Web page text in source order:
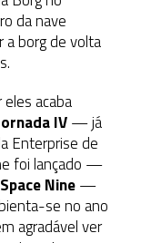
da nave
a borg de volta
acaba
IV— já
Enterprise de
foi lançado —
Nine—
se no ano
agradável ver